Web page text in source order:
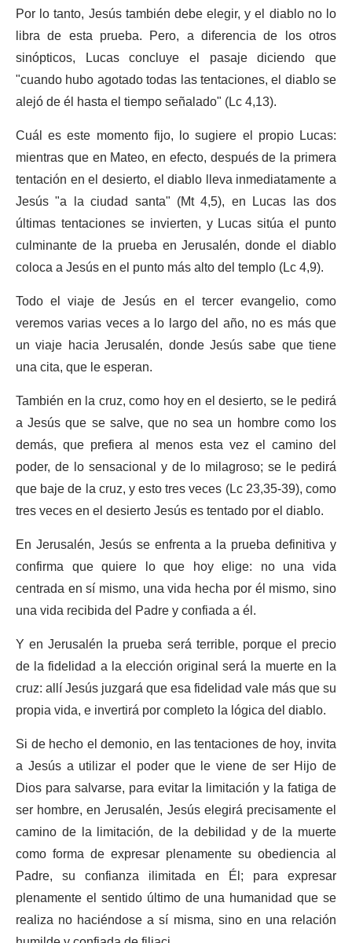
Por lo tanto, Jesús también debe elegir, y el diablo no lo
libra de esta prueba. Pero, a diferencia de los otros
sinópticos, Lucas concluye el pasaje diciendo que
"cuando hubo agotado todas las tentaciones, el diablo se
alejó de él hasta el tiempo señalado" (Lc 4,13).
Cuál es este momento fijo, lo sugiere el propio Lucas:
mientras que en Mateo, en efecto, después de la primera
tentación en el desierto, el diablo lleva inmediatamente a
Jesús "a la ciudad santa" (Mt 4,5), en Lucas las dos
últimas tentaciones se invierten, y Lucas sitúa el punto
culminante de la prueba en Jerusalén, donde el diablo
coloca a Jesús en el punto más alto del templo (Lc 4,9).
Todo el viaje de Jesús en el tercer evangelio, como
veremos varias veces a lo largo del año, no es más que
un viaje hacia Jerusalén, donde Jesús sabe que tiene
una cita, que le esperan.
También en la cruz, como hoy en el desierto, se le pedirá
a Jesús que se salve, que no sea un hombre como los
demás, que prefiera al menos esta vez el camino del
poder, de lo sensacional y de lo milagroso; se le pedirá
que baje de la cruz, y esto tres veces (Lc 23,35-39), como
tres veces en el desierto Jesús es tentado por el diablo.
En Jerusalén, Jesús se enfrenta a la prueba definitiva y
confirma que quiere lo que hoy elige: no una vida
centrada en sí mismo, una vida hecha por él mismo, sino
una vida recibida del Padre y confiada a él.
Y en Jerusalén la prueba será terrible, porque el precio
de la fidelidad a la elección original será la muerte en la
cruz: allí Jesús juzgará que esa fidelidad vale más que su
propia vida, e invertirá por completo la lógica del diablo.
Si de hecho el demonio, en las tentaciones de hoy, invita
a Jesús a utilizar el poder que le viene de ser Hijo de
Dios para salvarse, para evitar la limitación y la fatiga de
ser hombre, en Jerusalén, Jesús elegirá precisamente el
camino de la limitación, de la debilidad y de la muerte
como forma de expresar plenamente su obediencia al
Padre, su confianza ilimitada en Él; para expresar
plenamente el sentido último de una humanidad que se
realiza no haciéndose a sí misma, sino en una relación